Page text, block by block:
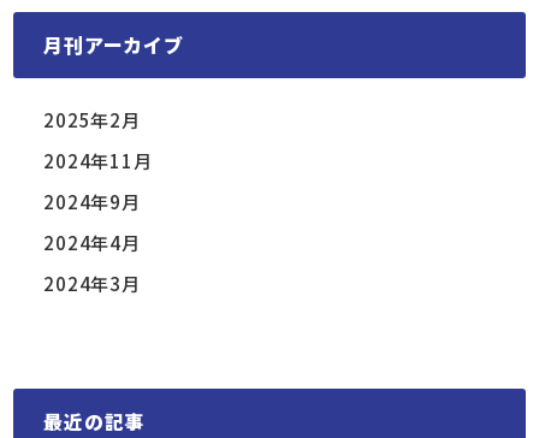
月刊アーカイブ
2025年2月
2024年11月
2024年9月
2024年4月
2024年3月
最近の記事